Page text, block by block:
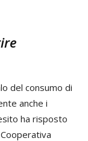
del consumo di
anche i
ha risposto